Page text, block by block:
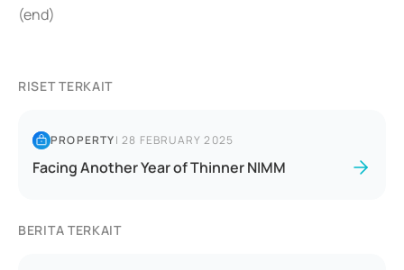
(end)
RISET TERKAIT
PROPERTY|28 FEBRUARY 2025
Facing Another Year of Thinner NIMM
BERITA TERKAIT